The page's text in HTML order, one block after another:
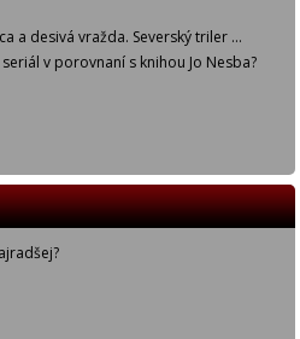
a desivá vražda. Severský triler ...
v porovnaní s knihou Jo Nesba?